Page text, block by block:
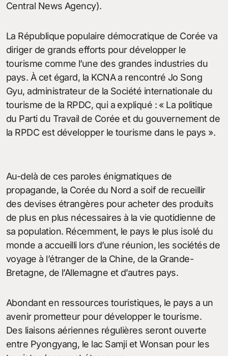
Central News Agency).
La République populaire démocratique de Corée va
diriger de grands efforts pour développer le
tourisme comme l’une des grandes industries du
pays. À cet égard, la KCNA a rencontré Jo Song
Gyu, administrateur de la Société internationale du
tourisme de la RPDC, qui a expliqué : « La politique
du Parti du Travail de Corée et du gouvernement de
la RPDC est développer le tourisme dans le pays ».
Au-delà de ces paroles énigmatiques de
propagande, la Corée du Nord a soif de recueillir
des devises étrangères pour acheter des produits
de plus en plus nécessaires à la vie quotidienne de
sa population. Récemment, le pays le plus isolé du
monde a accueilli lors d’une réunion, les sociétés de
voyage à l’étranger de la Chine, de la Grande-
Bretagne, de l’Allemagne et d’autres pays.
Abondant en ressources touristiques, le pays a un
avenir prometteur pour développer le tourisme.
Des liaisons aériennes régulières seront ouverte
entre Pyongyang, le lac Samji et Wonsan pour les